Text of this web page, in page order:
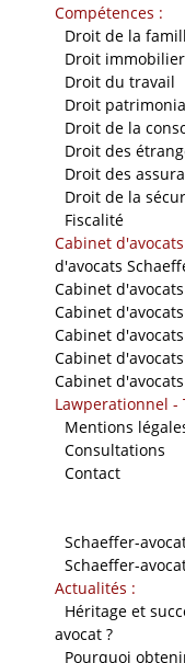
Compétences :
Droit de la
Droit immobilier
Droit du travail
Droit
Droit de la
Droit des
Droit des
Droit de la
Fiscalité
Cabinet
d'avocats
Cabinet
Cabinet
Cabinet
Cabinet
Cabinet
Lawperationnel -
Mentions
Consultations
Contact
Schaeffer-
Schaeffer-
Actualités :
Héritage et
avocat ?
Pourquoi